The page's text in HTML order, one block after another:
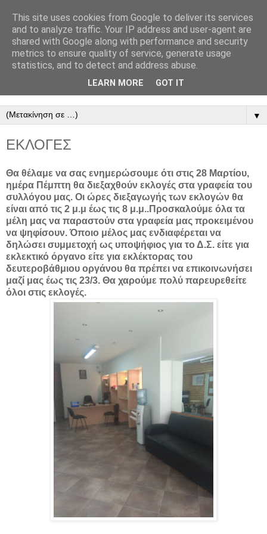
ΠΑΝΕΛΛΗΝΙΟΣ
ΣΥΝΔΕΣΜΟΣ
ΜΙΚΡΟΠΩΛΗΤΩΝ
▼
ΕΚΛΟΓΕΣ
Θα θέλαμε να σας ενημερώσουμε ότι στις 28 Μαρτίου,
ημέρα Πέμπτη θα διεξαχθούν εκλογές στα γραφεία του
συλλόγου μας. Οι ώρες διεξαγωγής των εκλογών θα
είναι από τις 2 μ.μ έως τις 8 μ.μ..Προσκαλούμε όλα τα
μέλη μας να παραστούν στα γραφεία μας προκειμένου
να ψηφίσουν. Όποιο μέλος μας ενδιαφέρεται να
δηλώσει συμμετοχή ως υποψήφιος για το Δ.Σ. είτε για
εκλεκτικό όργανο είτε για εκλέκτορας του
δευτεροβάθμιου οργάνου θα πρέπει να επικοινωνήσει
μαζί μας έως τις 23/3. Θα χαρούμε πολύ παρευρεθείτε
όλοι στις εκλογές.
This site uses cookies from Google to deliver its services
and to analyze traffic. Your IP address and user-agent are
shared with Google along with performance and security
metrics to ensure quality of service, generate usage
statistics, and to detect and address abuse.
LEARN MORE GOT IT